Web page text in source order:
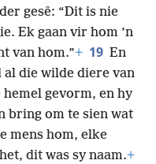
gesê: “Dit is nie
Ek gaan vir hom ’n
van hom.”+ 19 En
die wilde diere van
gevorm, en hy
bring om te sien wat
mens hom, elke
dit was sy naam.+